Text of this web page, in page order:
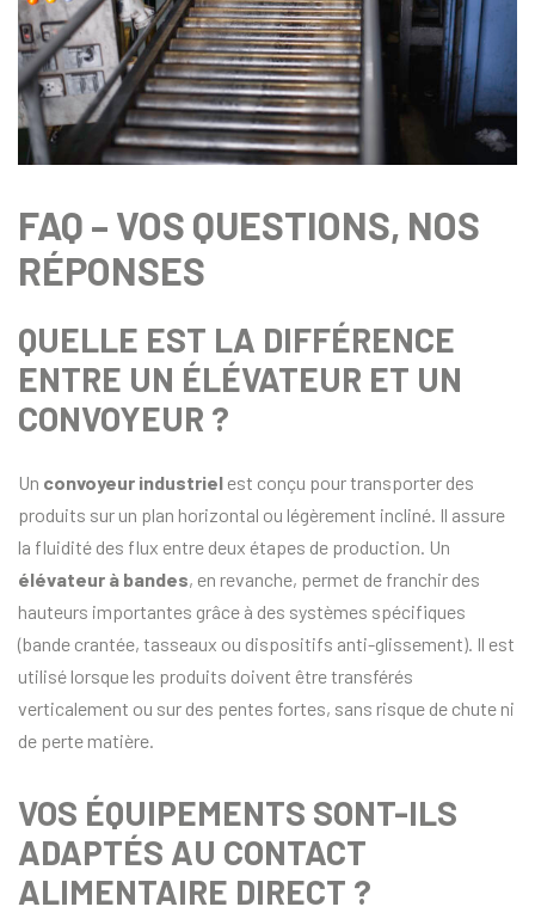
FAQ – VOS QUESTIONS, NOS
RÉPONSES
QUELLE EST LA DIFFÉRENCE
ENTRE UN ÉLÉVATEUR ET UN
CONVOYEUR ?
Un convoyeur industriel est conçu pour transporter des
produits sur un plan horizontal ou légèrement incliné. Il assure
la fluidité des flux entre deux étapes de production. Un
élévateur à bandes, en revanche, permet de franchir des
hauteurs importantes grâce à des systèmes spécifiques
(bande crantée, tasseaux ou dispositifs anti-glissement). Il est
utilisé lorsque les produits doivent être transférés
verticalement ou sur des pentes fortes, sans risque de chute ni
de perte matière.
VOS ÉQUIPEMENTS SONT-ILS
ADAPTÉS AU CONTACT
ALIMENTAIRE DIRECT ?